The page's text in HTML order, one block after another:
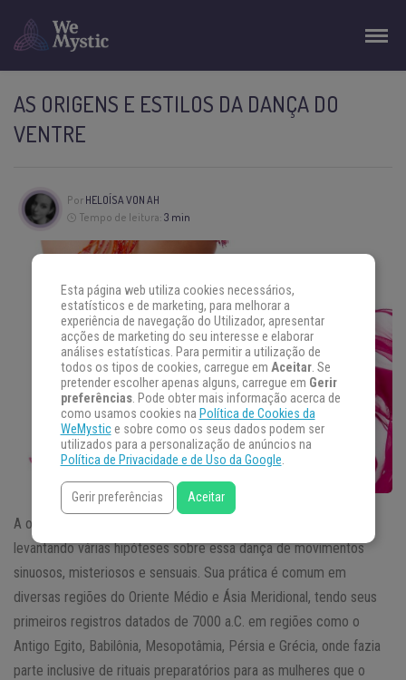
AS ORIGENS E ESTILOS DA DANÇA DO
VENTRE
Por HELOÍSA VON AH
Tempo de leitura: 3 min
A origem exata da
levantando várias hipóteses sobre essa dança de movimentos
sinuosos, misteriosos e sensuais. Sua prática é comum em
diversas regiões do Oriente Médio e Ásia Meridional, tendo seus
primeiros registros datados de 7000 a.C. em regiões como o
Antigo Egito, Babilônia, Mesopotâmia, Pérsia e Grécia, onde fazia
parte inclusive de rituais preparatórios para as mulheres que o
Esta página web utiliza cookies necessários,
estatísticos e de marketing, para melhorar a
experiência de navegação do Utilizador, apresentar
acções de marketing do seu interesse e elaborar
análises estatísticas. Para permitir a utilização de
todos os tipos de cookies, carregue em Aceitar. Se
pretender escolher apenas alguns, carregue em Gerir
preferências. Pode obter mais informação acerca de
como usamos cookies na Política de Cookies da
WeMystice sobre como os seus dados podem ser
utilizados para a personalização de anúncios na
Política de Privacidade e de Uso da Google.
Gerir preferências Aceitar